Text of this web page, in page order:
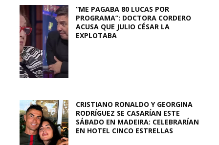
“ME PAGABA 80 LUCAS POR
PROGRAMA”: DOCTORA CORDERO
ACUSA QUE JULIO CÉSAR LA
EXPLOTABA
CRISTIANO RONALDO Y GEORGINA
RODRÍGUEZ SE CASARÍAN ESTE
SÁBADO EN MADEIRA: CELEBRARÍAN
EN HOTEL CINCO ESTRELLAS